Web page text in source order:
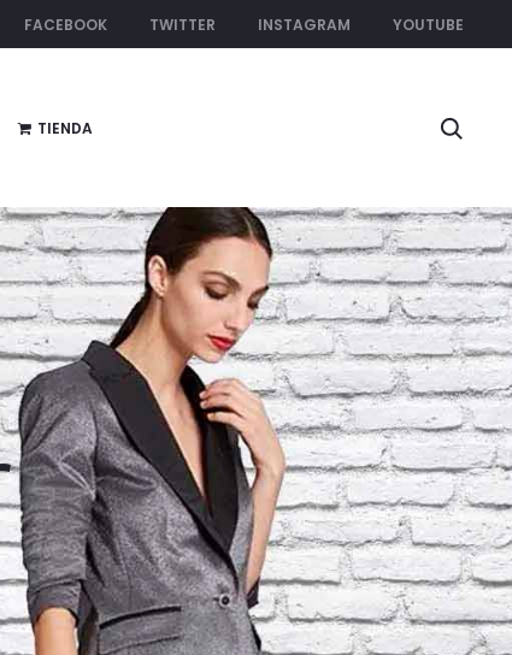
FACEBOOK TWITTER INSTAGRAM YOUTUBE
TIENDA